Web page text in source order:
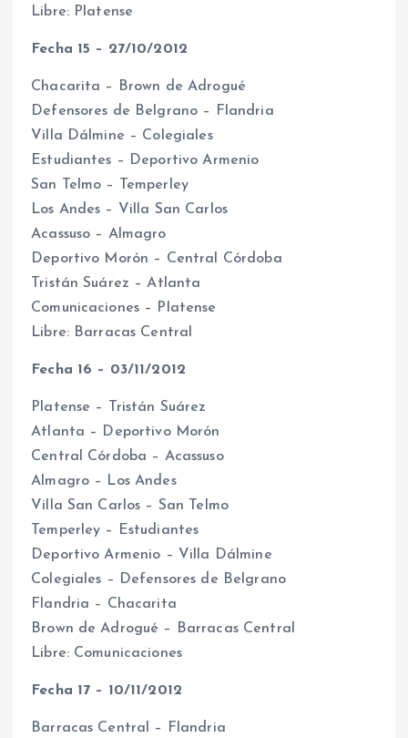
Libre: Platense
Fecha 15 – 27/10/2012
Chacarita – Brown de Adrogué
Defensores de Belgrano – Flandria
Villa Dálmine – Colegiales
Estudiantes – Deportivo Armenio
San Telmo – Temperley
Los Andes – Villa San Carlos
Acassuso – Almagro
Deportivo Morón – Central Córdoba
Tristán Suárez – Atlanta
Comunicaciones – Platense
Libre: Barracas Central
Fecha 16 – 03/11/2012
Platense – Tristán Suárez
Atlanta – Deportivo Morón
Central Córdoba – Acassuso
Almagro – Los Andes
Villa San Carlos – San Telmo
Temperley – Estudiantes
Deportivo Armenio – Villa Dálmine
Colegiales – Defensores de Belgrano
Flandria – Chacarita
Brown de Adrogué – Barracas Central
Libre: Comunicaciones
Fecha 17 – 10/11/2012
Barracas Central – Flandria